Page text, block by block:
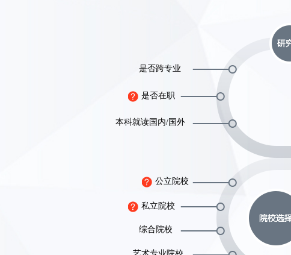
是否跨专业
是否在职
本科就读国内/国外
公立院校
私立院校
综合院校